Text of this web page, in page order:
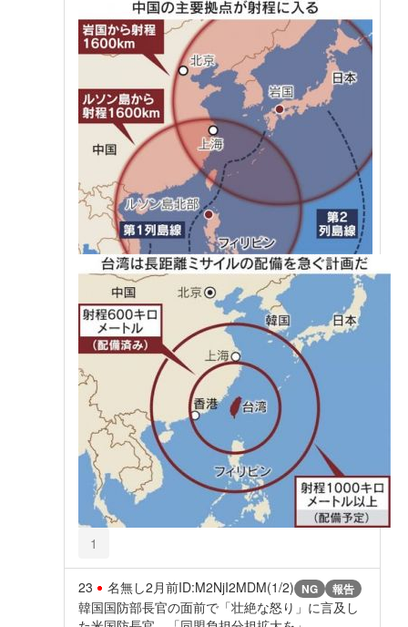
1
23 名無し2月前ID:M2NjI2MDM(1/2) NG 報告
韓国国防部長官の面前で「壮絶な怒り」に言及し